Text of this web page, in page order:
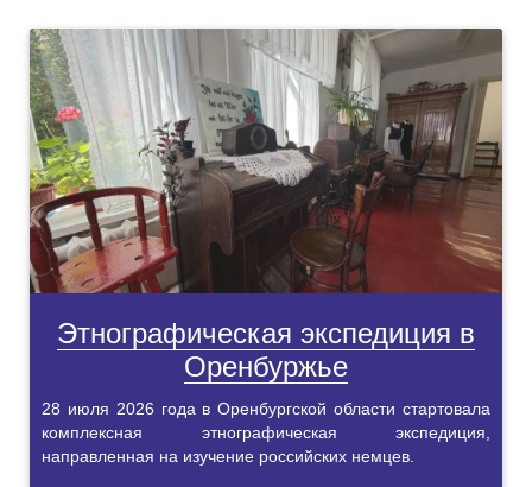
Этнографическая экспедиция в
Оренбуржье
28 июля 2026 года в Оренбургской области стартовала
комплексная этнографическая экспедиция,
направленная на изучение российских немцев.